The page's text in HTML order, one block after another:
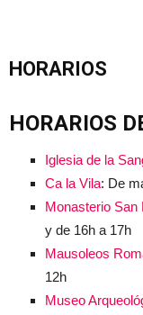
HORARIOS
HORARIOS
Iglesia de la
Ca la Vila: De
Monasterio San
y de 16h a 17h
Mausoleos
12h
Museo